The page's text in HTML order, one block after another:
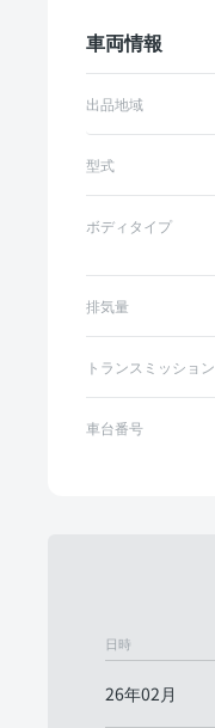
車両情報
出品地域
型式
ボディタイプ
排気量
トランスミッション
車台番号
日時
26年02月